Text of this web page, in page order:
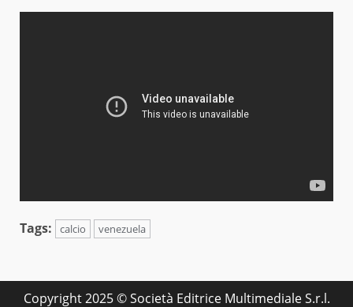
Tags: calcio venezuela
Copyright 2025 © Società Editrice Multimediale S.r.l.